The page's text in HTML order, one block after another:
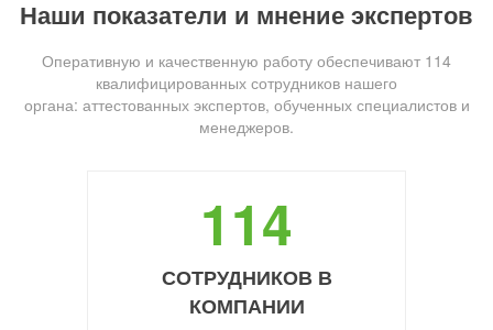
Наши показатели и мнение экспертов
Оперативную и качественную работу обеспечивают 114
квалифицированных сотрудников нашего
органа: аттестованных экспертов, обученных специалистов и
менеджеров.
114
СОТРУДНИКОВ В
КОМПАНИИ